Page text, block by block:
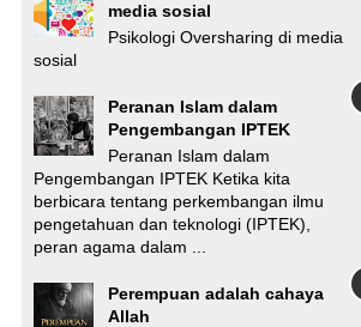
media sosial
Psikologi Oversharing di media
sosial
Peranan Islam dalam
Pengembangan IPTEK
Peranan Islam dalam
Pengembangan IPTEK Ketika kita
berbicara tentang perkembangan ilmu
pengetahuan dan teknologi (IPTEK),
peran agama dalam ...
Perempuan adalah cahaya
Allah